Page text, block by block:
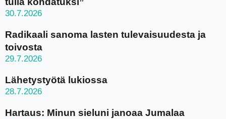
30.7.2026
Radikaali sanoma lasten tulevaisuudesta ja
toivosta
29.7.2026
Lähetystyötä lukiossa
28.7.2026
Hartaus: Minun sieluni janoaa Jumalaa